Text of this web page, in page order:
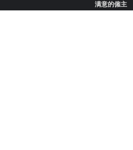
满意的僱主